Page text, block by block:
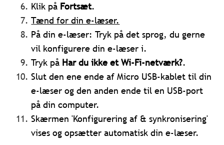
Klik på Fortsæt.
Tænd for din e-læser.
På din e-læser: Tryk på det sprog, du gerne
vil konfigurere din e-læser i.
Tryk på Har du ikke et Wi-Fi-netværk?.
Slut den ene ende af Micro USB-kablet til din
e-læser og den anden ende til en USB-port
på din computer.
Skærmen 'Konfigurering af & synkronisering'
vises og opsætter automatisk din e-læser.